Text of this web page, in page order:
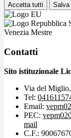
Accetta tutti Salva
Venezia Mestre
Contatti
Sito istituzionale
Via del
Tel:
Email:
PEC:
mail
C.F.: